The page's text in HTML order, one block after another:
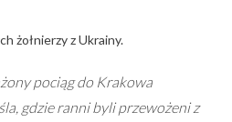
żołnierzy z Ukrainy.
pociąg do Krakowa
gdzie ranni byli przewożeni z